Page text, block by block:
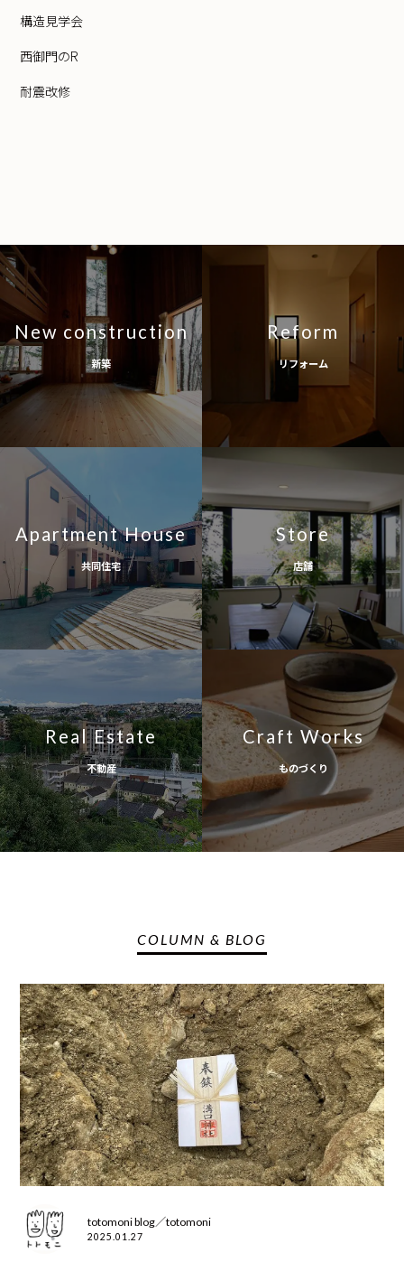
構造見学会
西御門のR
耐震改修
New construction
新築
Reform
リフォーム
Apartment House
共同住宅
Store
店舗
Real Estate
不動産
Craft Works
ものづくり
COLUMN & BLOG
totomoni blog／totomoni
2025.01.27